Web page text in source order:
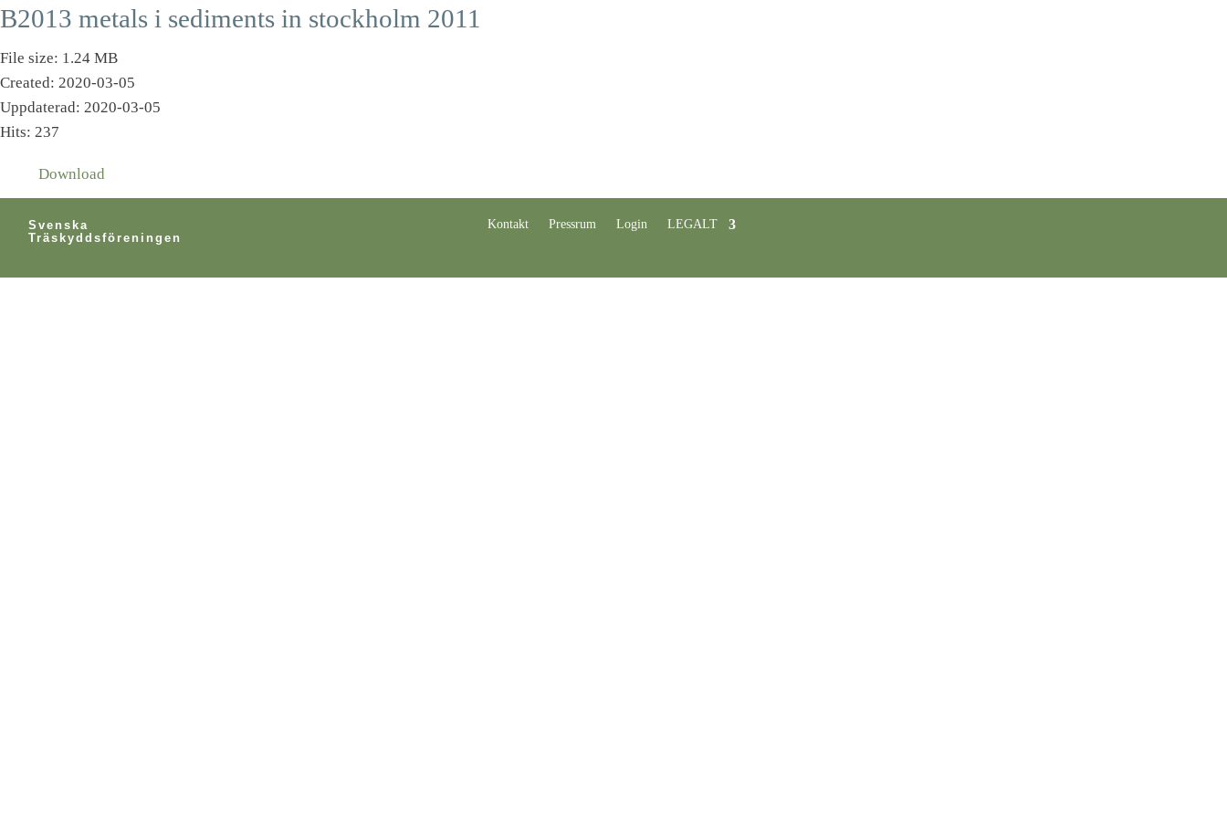
B2013 metals i sediments in stockholm 2011
File size: 1.24 MB
Created: 2020-03-05
Uppdaterad: 2020-03-05
Hits: 237
Download
Svenska
Träskyddsföreningen
Kontakt Pressrum Login LEGALT